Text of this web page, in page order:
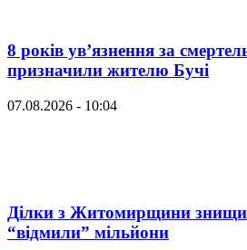
8 років ув’язнення за
призначили жителю Бучі
07.08.2026 - 10:04
Ділки з Житомирщини
“відмили” мільйони